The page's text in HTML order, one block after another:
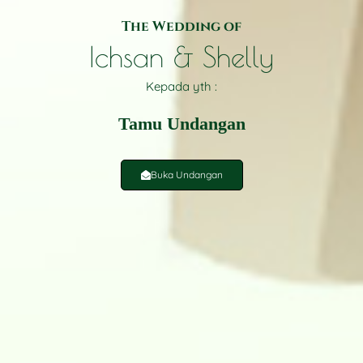
The Wedding of
Ichsan & Shelly
Kepada yth :
Tamu Undangan
Buka Undangan